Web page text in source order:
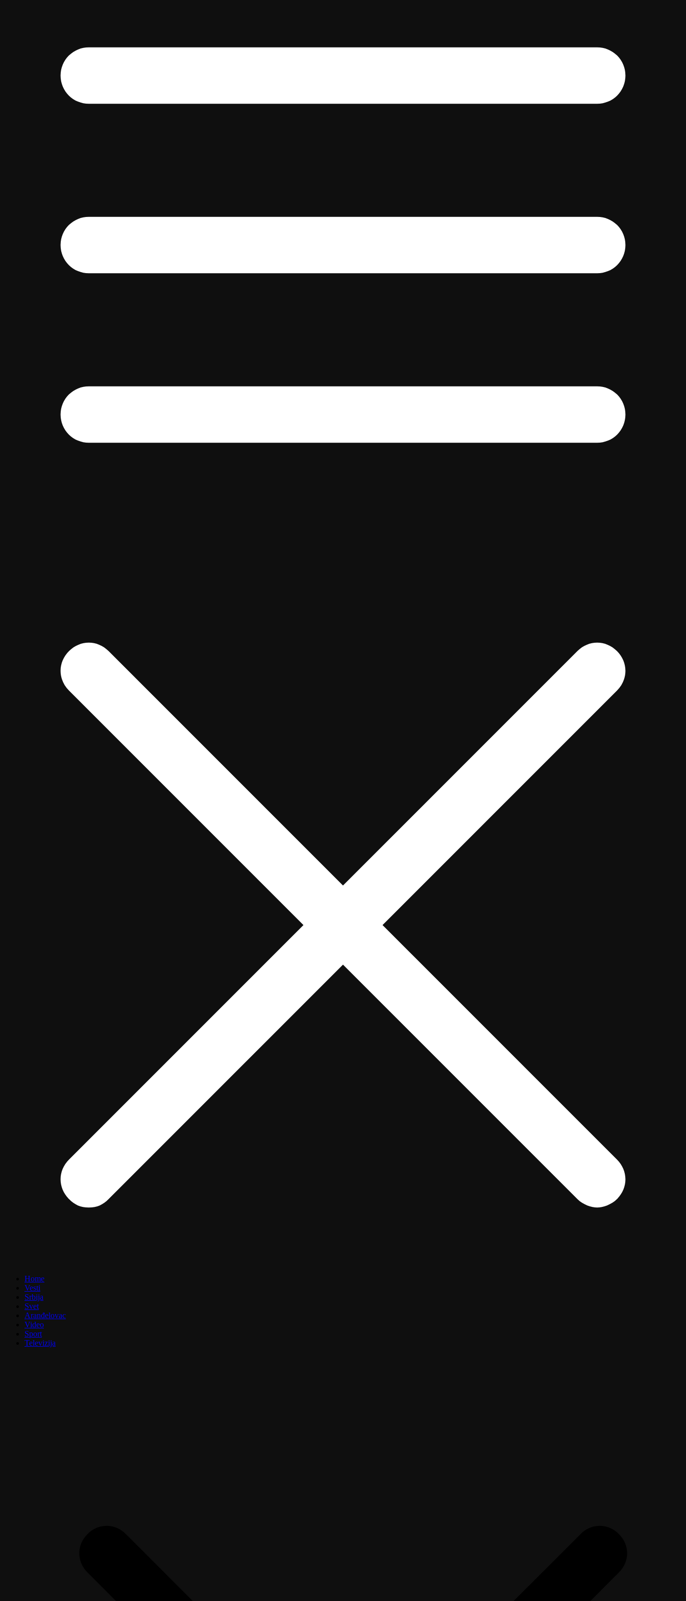
Home
Vesti
Srbija
Svet
Aranđelovac
Video
Sport
Televizija